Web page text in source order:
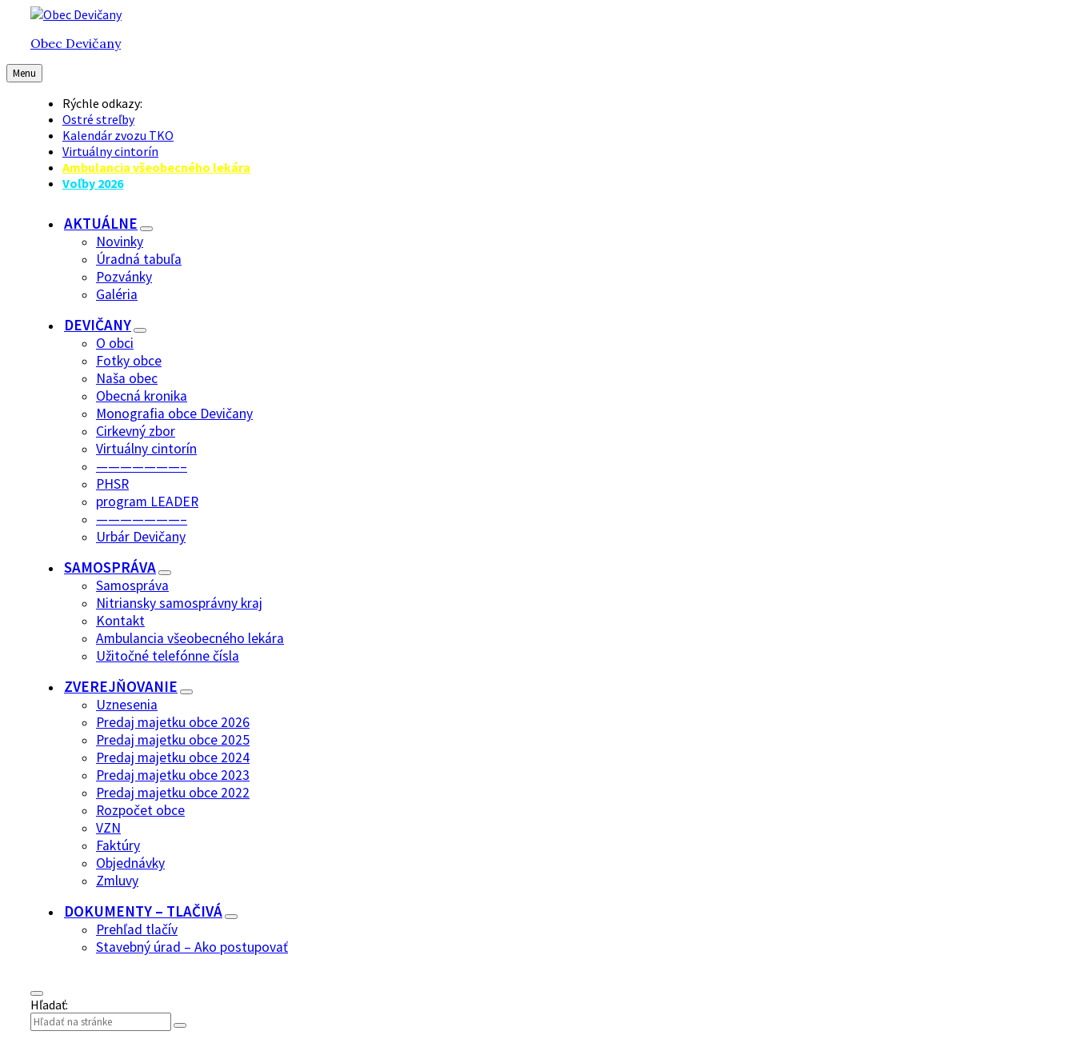
Preskočiť
obsah
Preskočiť
hlavnú
navigáciu
Preskočiť
pätičkuObec Devičany
Menu
Rýchle odkazy:
Ostré streľby
Kalendár zvozu TKO
Virtuálny cintorín
Ambulancia všeobecného lekára
Voľby 2026
AKTUÁLNE
Novinky
Úradná tabuľa
Pozvánky
Galéria
DEVIČANY
O obci
Fotky obce
Naša obec
Obecná kronika
Monografia obce Devičany
Cirkevný zbor
Virtuálny cintorín
———————–
PHSR
program LEADER
———————–
Urbár Devičany
SAMOSPRÁVA
Samospráva
Nitriansky samosprávny kraj
Kontakt
Ambulancia všeobecného lekára
Užitočné telefónne čísla
ZVEREJŇOVANIE
Uznesenia
Predaj majetku obce 2026
Predaj majetku obce 2025
Predaj majetku obce 2024
Predaj majetku obce 2023
Predaj majetku obce 2022
Rozpočet obce
VZN
Faktúry
Objednávky
Zmluvy
DOKUMENTY – TLAČIVÁ
Prehľad tlačív
Stavebný úrad – Ako postupovať
Hľadať: